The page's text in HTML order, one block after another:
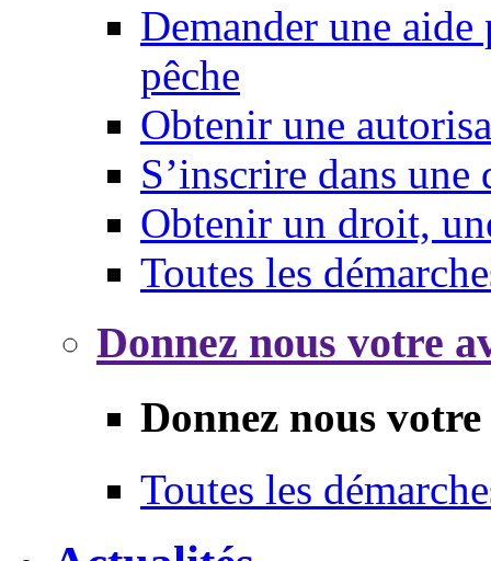
Demander une
pêche
Obtenir une
S’inscrire dans une
Obtenir un droit,
Toutes les
Donnez nous votre
Donnez nous
Toutes les